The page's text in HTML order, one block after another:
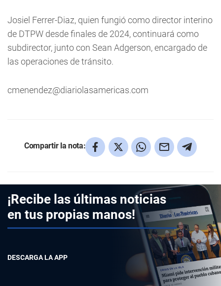
Josiel Ferrer-Diaz, quien fungió como director interino
de DTPW desde finales de 2024, continuará como
subdirector, junto con Sean Adgerson, encargado de
las operaciones de tránsito.
cmenendez@diariolasamericas.com
Compartir la nota:
¡Recibe las últimas noticias
en tus propias manos!
DESCARGA LA APP